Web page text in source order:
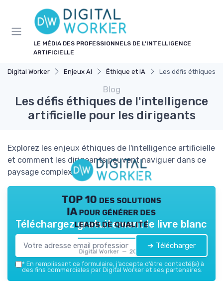
LE MÉDIA DES PROFESSIONNELS DE L'INTELLIGENCE
ARTIFICIELLE
Digital Worker Enjeux AI Éthique et IA Les défis éthiques
Blog
Les défis éthiques de l'intelligence
artificielle pour les dirigeants
Explorez les enjeux éthiques de l'intelligence artificielle
et comment les dirigeants peuvent naviguer dans ce
paysage complexe.
TOP 10 des solutions
IA pour générer des
leads de qualité
Digital Worker — 2026
Téléchargez gratuitement le livre blanc
➔ Télécharger
* En remplissant ce formulaire, j’accepte d’être contacté(e) à
des fins commerciales par Digital Worker et ses partenaires.